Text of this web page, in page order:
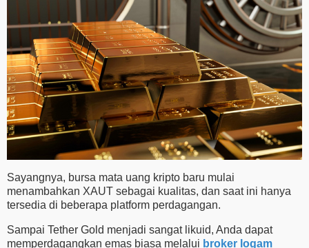
Sayangnya, bursa mata uang kripto baru mulai
menambahkan XAUT sebagai kualitas, dan saat ini hanya
tersedia di beberapa platform perdagangan.
Sampai Tether Gold menjadi sangat likuid, Anda dapat
memperdagangkan emas biasa melalui broker logam